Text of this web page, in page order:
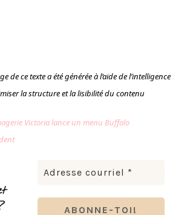
de ce texte a été générée à l’aide de l’intelligence
la structure et la lisibilité du contenu
Victoria lance un menu Buffalo